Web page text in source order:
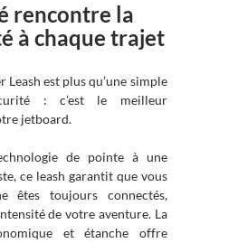
rencontre la
à chaque trajet
est plus qu’une simple
: c’est le meilleur
jetboard.
de pointe à une
ce leash garantit que vous
êtes toujours connectés,
de votre aventure. La
et étanche offre